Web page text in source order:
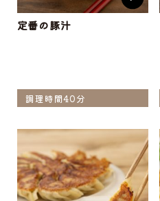
定番の豚汁
調理時間40分